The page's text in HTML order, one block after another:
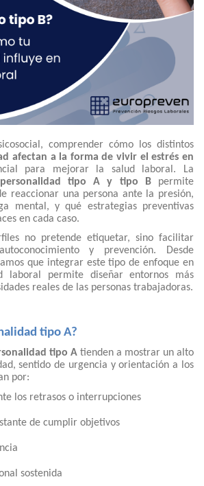
comprender cómo los distintos
afectan a la forma de vivir el estrés en
para mejorar la salud laboral. La
personalidad tipo A y tipo Bpermite
reaccionar una persona ante la presión,
mental, y qué estrategias preventivas
en cada caso.
no pretende etiquetar, sino facilitar
y prevención. Desde
que integrar este tipo de enfoque en
laboral permite diseñar entornos más
reales de las personas trabajadoras.
tipo A?
tipo A tienden a mostrar un alto
sentido de urgencia y orientación a los
por:
los retrasos o interrupciones
de cumplir objetivos
sostenida